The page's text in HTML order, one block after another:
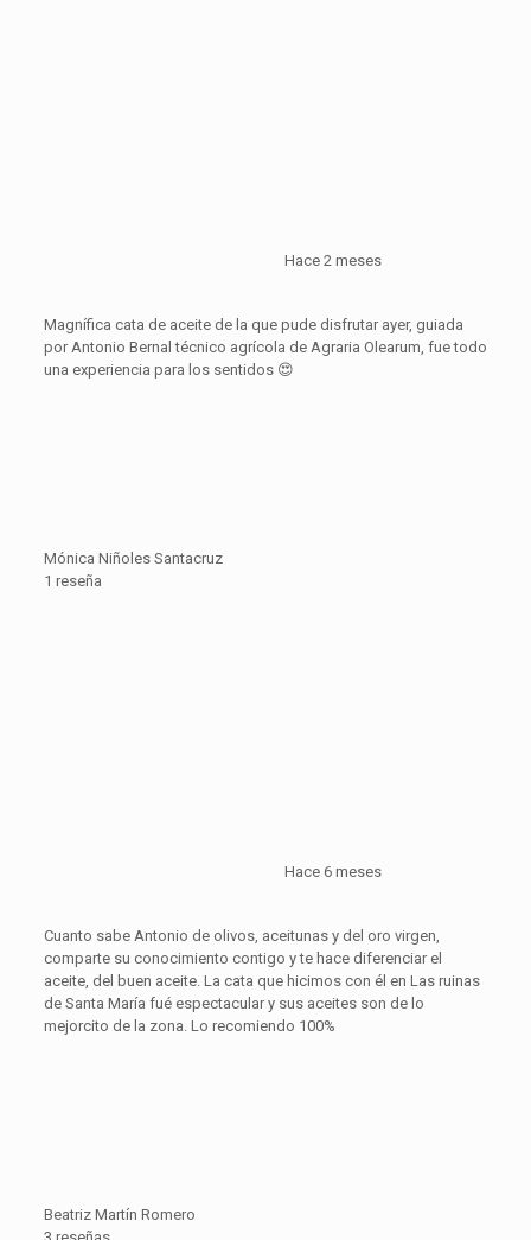
Hace 2 meses
Magnífica cata de aceite de la que pude disfrutar ayer, guiada
por Antonio Bernal técnico agrícola de Agraria Olearum, fue todo
una experiencia para los sentidos 😍
Mónica Niñoles Santacruz
1 reseña
Hace 6 meses
Cuanto sabe Antonio de olivos, aceitunas y del oro virgen,
comparte su conocimiento contigo y te hace diferenciar el
aceite, del buen aceite. La cata que hicimos con él en Las ruinas
de Santa María fué espectacular y sus aceites son de lo
mejorcito de la zona. Lo recomiendo 100%
Beatriz Martín Romero